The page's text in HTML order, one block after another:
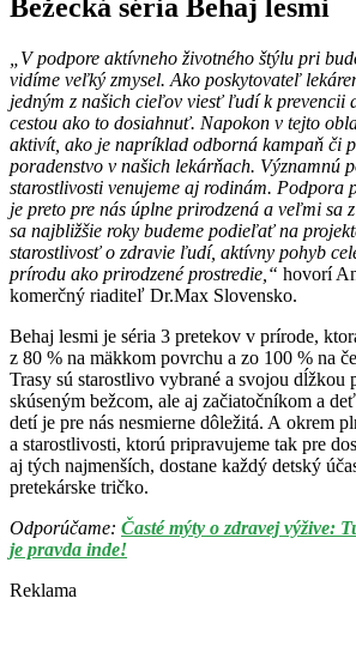
Bežecká séria Behaj lesmi
„V podpore aktívneho životného štýlu pri
vidíme veľký zmysel. Ako poskytovateľ
jedným z našich cieľov viesť ľudí k prevencii
cestou ako to dosiahnuť. Napokon v tejto
aktivít, ako je napríklad odborná kampaň či
poradenstvo v našich lekárňach. Významnú
starostlivosti venujeme aj rodinám. Podpora
je preto pre nás úplne prirodzená a veľmi sa
sa najbližšie roky budeme podieľať na
starostlivosť o zdravie ľudí, aktívny pohyb
prírodu ako prirodzené prostredie,“ hovorí
komerčný riaditeľ Dr.Max Slovensko.
Behaj lesmi je séria 3 pretekov v prírode,
z 80 % na mäkkom povrchu a zo 100 % na
Trasy sú starostlivo vybrané a svojou dĺžkou
skúseným bežcom, ale aj začiatočníkom a
detí je pre nás nesmierne dôležitá. A okrem
a starostlivosti, ktorú pripravujeme tak pre
aj tých najmenších, dostane každý detský
pretekárske tričko.
Odporúčame: Časté mýty o zdravej výžive:
je pravda inde!
Reklama